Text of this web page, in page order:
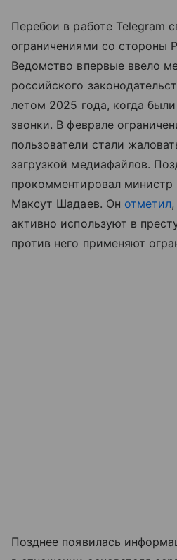
Перебои в работе Telegram
ограничениями со стороны
Ведомство впервые ввело
российского
летом 2025 года, когда
звонки. В феврале
пользователи стали
загрузкой медиафайлов.
прокомментировал министр
Максут Шадаев. Он отметил
активно используют в
против него применяют
Позднее появилась